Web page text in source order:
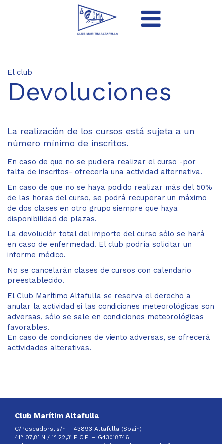
El club
Devoluciones
La realización de los cursos está sujeta a un
número mínimo de inscritos.
En caso de que no se pudiera realizar el curso -por
falta de inscritos- ofrecería una actividad alternativa.
En caso de que no se haya podido realizar más del 50%
de las horas del curso, se podrá recuperar un máximo
de dos clases en otro grupo siempre que haya
disponibilidad de plazas.
La devolución total del importe del curso sólo se hará
en caso de enfermedad. El club podría solicitar un
informe médico.
No se cancelarán clases de cursos con calendario
preestablecido.
El Club Marítimo Altafulla se reserva el derecho a
anular la actividad si las condiciones meteorológicas son
adversas, sólo se sale en condiciones meteorológicas
favorables.
En caso de condiciones de viento adversas, se ofrecerá
actividades alterativas.
Club Marítim Altafulla
C/Pescadors, s/n – 43893 Altafulla (Spain)
41° 07,8’ N / 1° 22,3’ E CIF: – G43018746